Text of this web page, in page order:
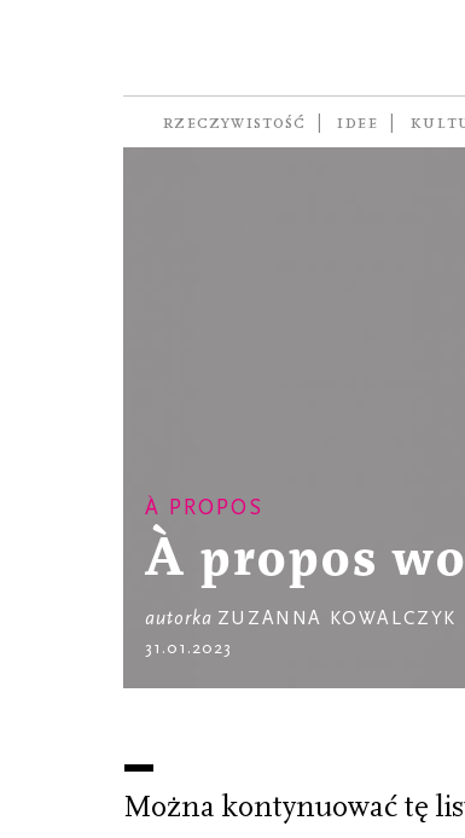
RZECZYWISTOŚĆ IDEE
À PROPOS
À propos
autorka ZUZANNA KOWALCZYK
31.01.2023
Można kontynuować tę